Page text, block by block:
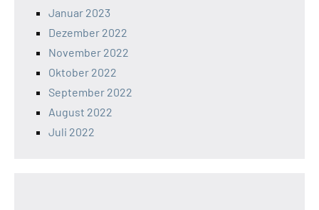
Januar 2023
Dezember 2022
November 2022
Oktober 2022
September 2022
August 2022
Juli 2022